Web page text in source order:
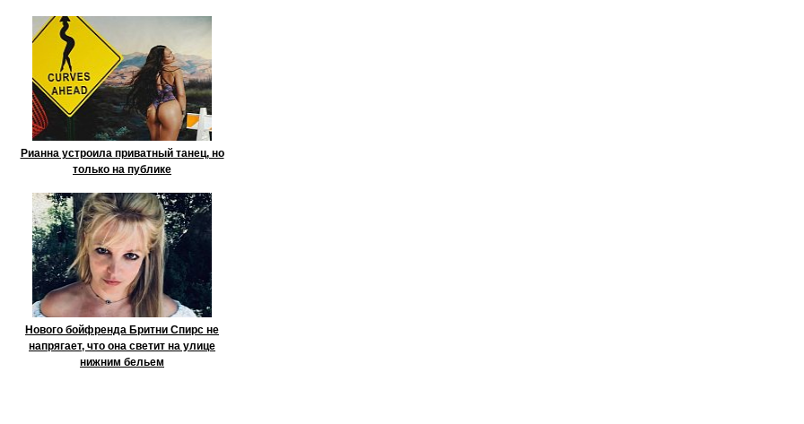
Рианна устроила приватный танец, но
только на публике
Нового бойфренда Бритни Спирс не
напрягает, что она светит на улице
нижним бельем